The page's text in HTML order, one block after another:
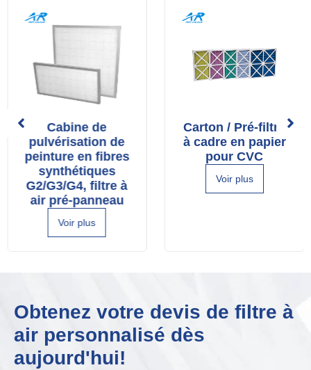
Cabine de
pulvérisation de
peinture en fibres
synthétiques
G2/G3/G4, filtre à
air pré-panneau
Voir plus
Carton / Pré-filtre
à cadre en papier
pour CVC
Voir plus
Obtenez votre devis de filtre à
air personnalisé dès
aujourd'hui!